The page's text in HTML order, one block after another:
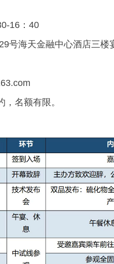
16：40
号海天金融中心酒店三楼
名额有限。